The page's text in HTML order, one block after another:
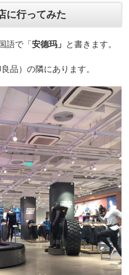
に行ってみた
語で「 安德玛」 と書きます。
品）の隣にあります。